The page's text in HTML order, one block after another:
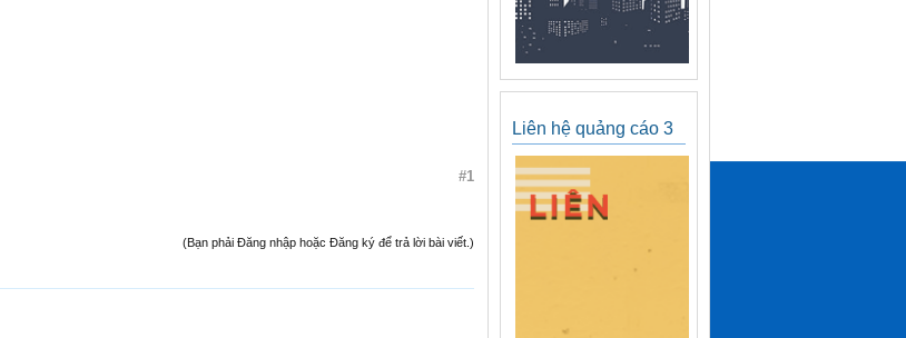
#1
(Bạn phải Đăng nhập hoặc Đăng ký để trả lời bài viết.)
Liên hệ quảng cáo 3